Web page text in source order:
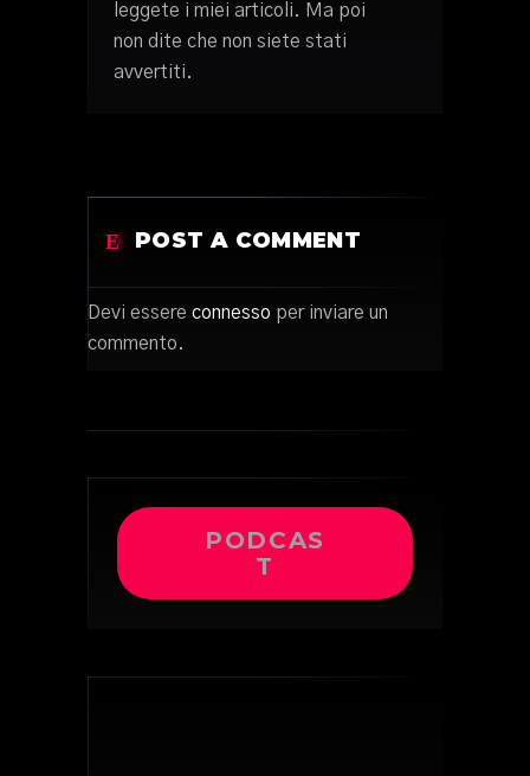
leggete i miei articoli. Ma poi
non dite che non siete stati
avvertiti.
POST A COMMENT
Devi essere connesso per inviare un
commento.
PODCAS
T